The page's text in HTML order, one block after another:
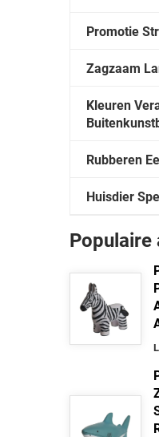
Promotie
Zagzaam
Kleuren
Rubberen
Huisdier
Populaire